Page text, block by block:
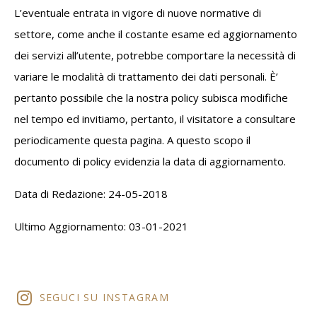
L’eventuale entrata in vigore di nuove normative di
settore, come anche il costante esame ed aggiornamento
dei servizi all’utente, potrebbe comportare la necessità di
variare le modalità di trattamento dei dati personali. È’
pertanto possibile che la nostra policy subisca modifiche
nel tempo ed invitiamo, pertanto, il visitatore a consultare
periodicamente questa pagina. A questo scopo il
documento di policy evidenzia la data di aggiornamento.
Data di Redazione: 24-05-2018
Ultimo Aggiornamento: 03-01-2021
SEGUCI SU INSTAGRAM